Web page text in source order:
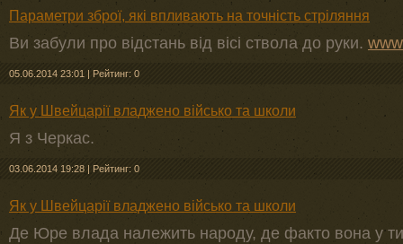
Параметри зброї, які впливають на точність стріляння
Ви забули про відстань від вісі ствола до руки.
05.06.2014 23:01 | Рейтинг: 0
Як у Швейцарії владжено військо та школи
Я з Черкас.
03.06.2014 19:28 | Рейтинг: 0
Як у Швейцарії владжено військо та школи
Де Юре влада належить народу, де факто вона у